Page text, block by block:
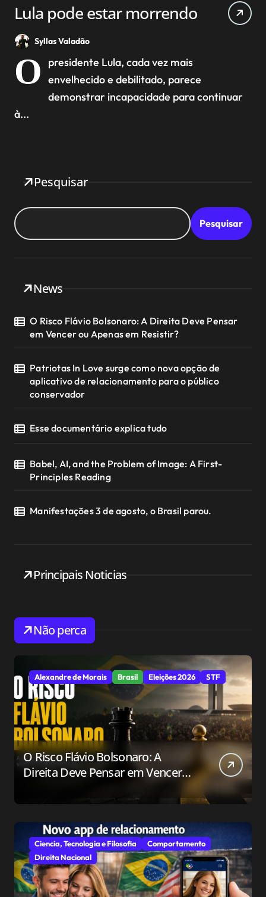
Lula pode estar morrendo
Syllas Valadão
O
presidente Lula, cada vez mais
envelhecido e debilitado, parece
demonstrar incapacidade para continuar
à...
Pesquisar
Pesquisar
News
O Risco Flávio Bolsonaro: A Direita Deve Pensar
em Vencer ou Apenas em Resistir?
Patriotas In Love surge como nova opção de
aplicativo de relacionamento para o público
conservador
Esse documentário explica tudo
Babel, AI, and the Problem of Image: A First-
Principles Reading
Manifestações 3 de agosto, o Brasil parou.
Principais Noticias
Não perca
Alexandre de Morais Brasil Eleições 2026 STF
O Risco Flávio Bolsonaro: A
Direita Deve Pensar em Vencer
Ciencia, Tecnologia e Filosofia
Comportamento
Direita Nacional